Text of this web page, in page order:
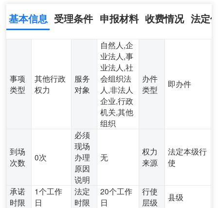
基本信息 受理条件 申报材料 收费情况 法定
事项
类型
其他行政
权力
服务
对象
自然人,企
业法人,事
业法人,社
会组织法
人,非法人
企业,行政
机关,其他
组织
办件
类型
即办件
到场
次数
0次
必须
现场
办理
原因
说明
无
权力
来源
法定本级行
使
承诺
时限
1个工作
日
法定
时限
20个工作
日
行使
层级
县级